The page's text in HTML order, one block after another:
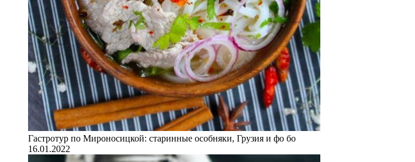
Гастротур по Мироносицкой: старинные особняки, Грузия и фо бо
16.01.2022